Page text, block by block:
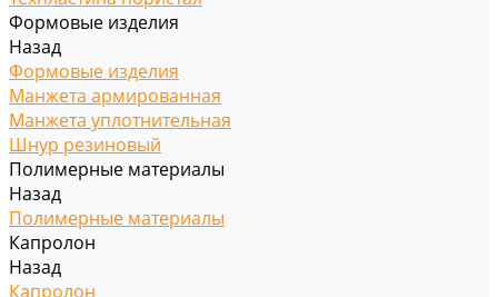
Формовые изделия
Назад
Формовые изделия
Манжета армированная
Манжета уплотнительная
Шнур резиновый
Полимерные материалы
Назад
Полимерные материалы
Капролон
Назад
Капролон